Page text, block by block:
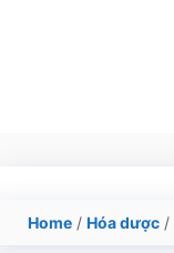
Home / Hóa dược /